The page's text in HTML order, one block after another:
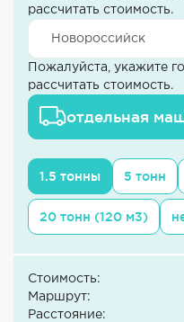
рассчитать стоимость.
Пожалуйста, укажите
рассчитать стоимость.
отдельная
1.5 тонны 5 тонн
20 тонн (120 м3)
Стоимость:
Маршрут:
Расстояние: